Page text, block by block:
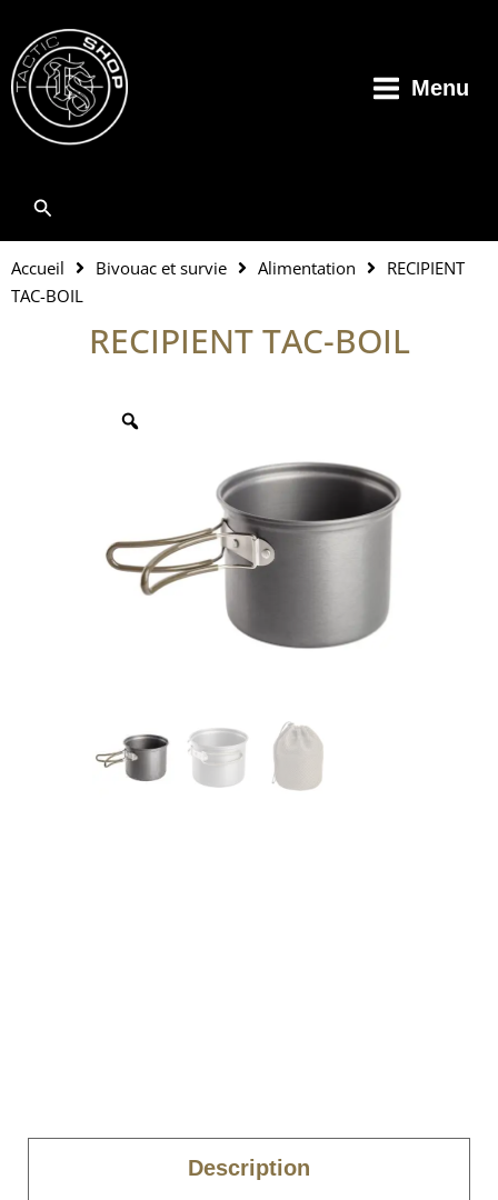
contenu
Menu
Rechercher
Accueil Bivouac et survie Alimentation
RECIPIENT
TAC-BOIL
RECIPIENT TAC-BOIL
Description